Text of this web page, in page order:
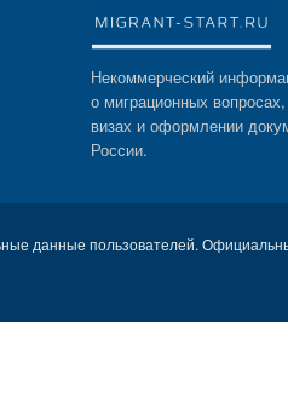
Некоммерческий
о миграционных
визах и оформлении
России.
данные пользователей.